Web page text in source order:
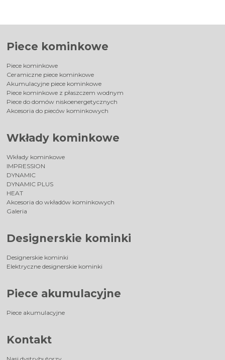
Piece kominkowe
Piece kominkowe
Ceramiczne piece kominkowe
Akumulacyjne piece kominkowe
Piece kominkowe z płaszczem wodnym
Piece do domów niskoenergetycznych
Akcesoria do pieców kominkowych
Wkłady kominkowe
Wkłady kominkowe
IMPRESSION
DYNAMIC
DYNAMIC PLUS
HEAT
Akcesoria do wkładów kominkowych
Galeria
Designerskie kominki
Designerskie kominki
Elektryczne designerskie kominki
Piece akumulacyjne
Piece akumulacyjne
Kontakt